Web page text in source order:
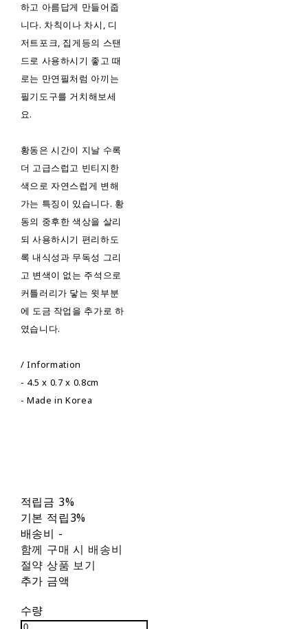
하고 아름답게 만들어줍
니다. 차칙이나 차시, 디
저트포크, 집게등의 스탠
드로 사용하시기 좋고 때
로는 만연필처럼 아끼는
필기도구를 거치해보세
요.
황동은 시간이 지날 수록
더 고급스럽고 빈티지한
색으로 자연스럽게 변해
가는 특징이 있습니다. 황
동의 중후한 색상을 살리
되 사용하시기 편리하도
록 내식성과 무독성 그리
고 변색이 없는 주석으로
커틀러리가 닿는 윗부분
에 도금 작업을 추가로 하
였습니다.
/ Information
- 4.5 x 0.7 x 0.8cm
- Made in Korea
적립금 3%
기본 적립3%
배송비 -
함께 구매 시 배송비
절약 상품 보기
추가 금액
수량